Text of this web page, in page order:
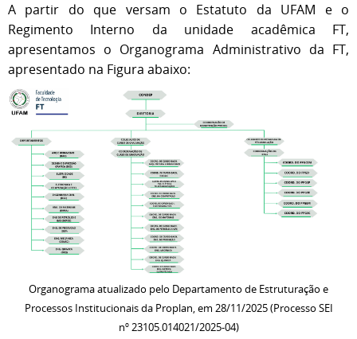
A partir do que versam o Estatuto da UFAM e o
Regimento Interno da unidade acadêmica FT,
apresentamos o Organograma Administrativo da FT,
apresentado na Figura abaixo:
Organograma atualizado pelo Departamento de Estruturação e
Processos Institucionais da Proplan, em 28/11/2025 (Processo SEI
nº 23105.014021/2025-04)